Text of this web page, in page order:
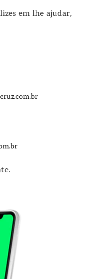
em lhe ajudar,